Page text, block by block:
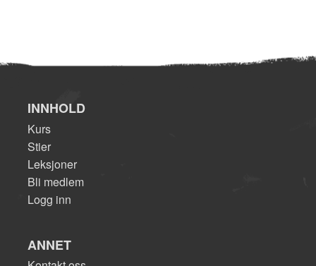
INNHOLD
Kurs
Stier
Leksjoner
Bli medlem
Logg inn
ANNET